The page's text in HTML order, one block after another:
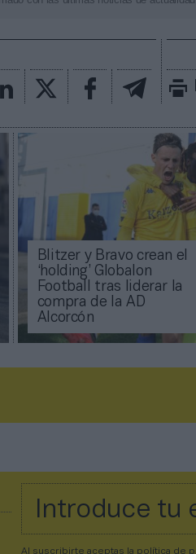
Blitzer y Bravo crean el
‘holding’ Globalon
Football tras liderar la
compra de la AD
Alcorcón
Al suscribirte aceptas la política de